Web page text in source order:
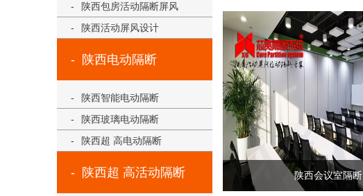
陕西包房活动隔断屏风
陕西活动屏风设计
陕西电动隔断
陕西智能电动隔断
陕西玻璃电动隔断
陕西超 高电动隔断
陕西超 高活动隔断 陕西会议室隔断